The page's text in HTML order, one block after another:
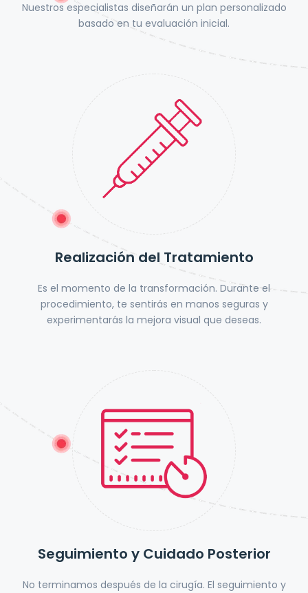
Nuestros especialistas diseñarán un plan personalizado
basado en tu evaluación inicial.
Realización del Tratamiento
Es el momento de la transformación. Durante el
procedimiento, te sentirás en manos seguras y
experimentarás la mejora visual que deseas.
Seguimiento y Cuidado Posterior
No terminamos después de la cirugía. El seguimiento y